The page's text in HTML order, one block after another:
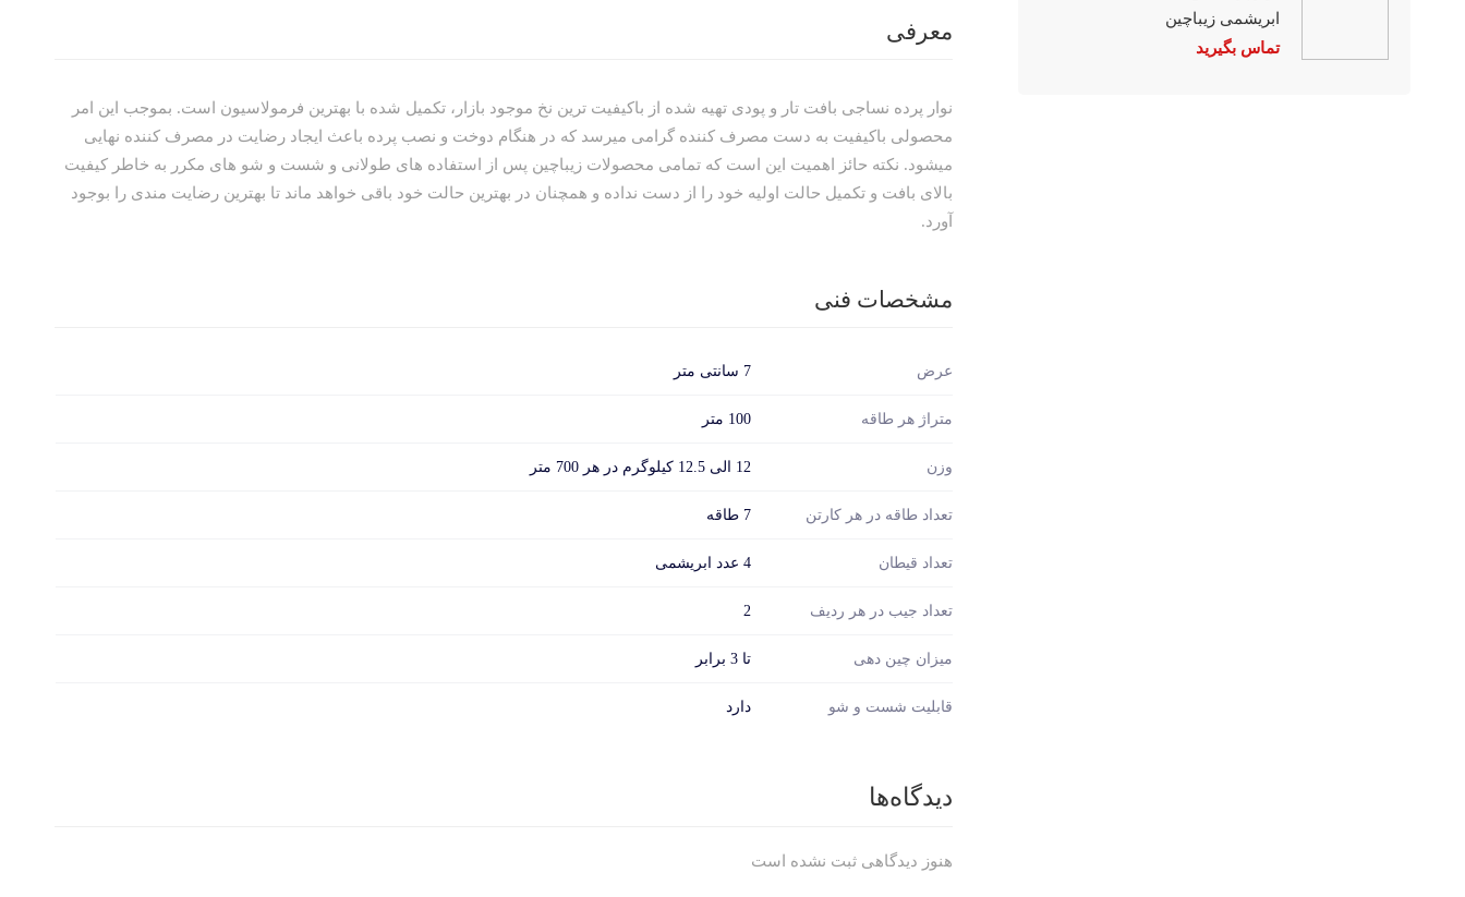
ابریشمی زیباچین
تماس بگیرید
معرفی
نوار پرده نساجی بافت تار و پودی تهیه شده از باکیفیت ترین نخ موجود بازار، تکمیل شده با بهترین فرمولاسیون است. بموجب این امر
محصولی باکیفیت به دست مصرف کننده گرامی میرسد که در هنگام دوخت و نصب پرده باعث ایجاد رضایت در مصرف کننده نهایی
میشود. نکته حائز اهمیت این است که تمامی محصولات زیباچین پس از استفاده های طولانی و شست و شو های مکرر به خاطر کیفیت
بالای بافت و تکمیل حالت اولیه خود را از دست نداده و همچنان در بهترین حالت خود باقی خواهد ماند تا بهترین رضایت مندی را بوجود
آورد.
مشخصات فنی
عرض 7 سانتی متر
متراژ هر طاقه 100 متر
وزن 12 الی 12.5 کیلوگرم در هر 700 متر
تعداد طاقه در هر کارتن 7 طاقه
تعداد قیطان 4 عدد ابریشمی
تعداد جیب در هر ردیف 2
میزان چین دهی تا 3 برابر
قابلیت شست و شو دارد
دیدگاه‌ها
هنوز دیدگاهی ثبت نشده است